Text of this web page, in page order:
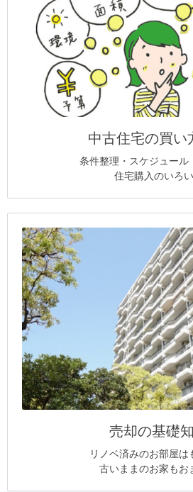
中古住宅の買い
条件整理・スケジュール
住宅購入のいろ
売却の基礎
リノベ済みのお部屋は
古いままのお家もお